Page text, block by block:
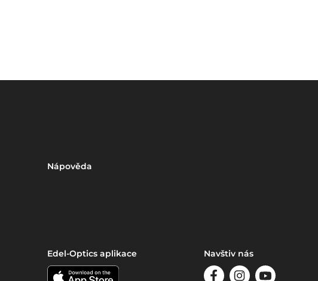
Nápověda
Edel-Optics aplikace Navštiv nás